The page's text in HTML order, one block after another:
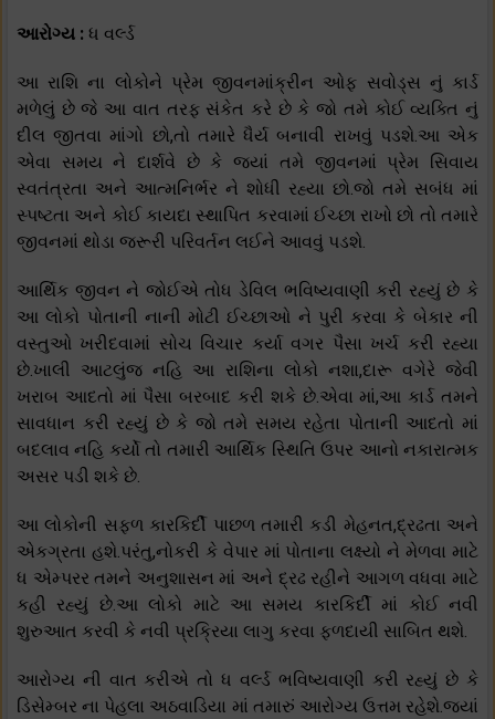
આરોગ્ય : ધ વર્લ્ડ
આ રાશિ ના લોકોને પ્રેમ જીવનમાંક્રીન ઓફ સવોડ્સ નું કાર્ડ
મળેલું છે જે આ વાત તરફ સંકેત કરે છે કે જો તમે કોઈ વ્યક્તિ નું
દીલ જીતવા માંગો છો,તો તમારે ધૈર્ય બનાવી રાખવું પડશે.આ એક
એવા સમય ને દાર્શવે છે કે જ્યાં તમે જીવનમાં પ્રેમ સિવાય
સ્વતંત્રતા અને આત્મનિર્ભર ને શોધી રહ્યા છો.જો તમે સબંધ માં
સ્પષ્ટતા અને કોઈ કાયદા સ્થાપિત કરવામાં ઈચ્છા રાખો છો તો તમારે
જીવનમાં થોડા જરૂરી પરિવર્તન લઈને આવવું પડશે.
આર્થિક જીવન ને જોઈએ તોધ ડેવિલ ભવિષ્યવાણી કરી રહ્યું છે કે
આ લોકો પોતાની નાની મોટી ઈચ્છાઓ ને પુરી કરવા કે બેકાર ની
વસ્તુઓ ખરીદવામાં સોચ વિચાર કર્યા વગર પૈસા ખર્ચ કરી રહ્યા
છે.ખાલી આટલુંજ નહિ આ રાશિના લોકો નશા,દારૂ વગેરે જેવી
ખરાબ આદતો માં પૈસા બરબાદ કરી શકે છે.એવા માં,આ કાર્ડ તમને
સાવધાન કરી રહ્યું છે કે જો તમે સમય રહેતા પોતાની આદતો માં
બદલાવ નહિ કર્યો તો તમારી આર્થિક સ્થિતિ ઉપર આનો નકારાત્મક
અસર પડી શકે છે.
આ લોકોની સફળ કારકિર્દી પાછળ તમારી કડી મેહનત,દ્રઢતા અને
એકગ્રતા હશે.પરંતુ,નોકરી કે વેપાર માં પોતાના લક્ષ્યો ને મેળવા માટે
ધ એમ્પરર તમને અનુશાસન માં અને દ્રઢ રહીને આગળ વધવા માટે
કહી રહ્યું છે.આ લોકો માટે આ સમય કારકિર્દી માં કોઈ નવી
શુરુઆત કરવી કે નવી પ્રક્રિયા લાગુ કરવા ફળદાયી સાબિત થશે.
આરોગ્ય ની વાત કરીએ તો ધ વર્લ્ડ ભવિષ્યવાણી કરી રહ્યું છે કે
ડિસેમ્બર ના પેહલા અઠવાડિયા માં તમારું આરોગ્ય ઉત્તમ રહેશે.જ્યાં